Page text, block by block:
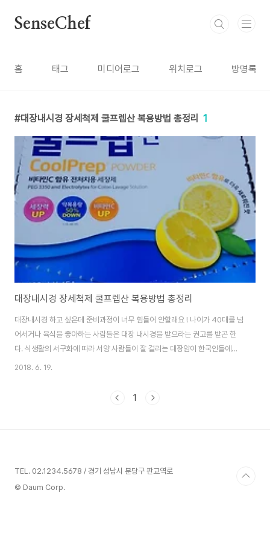
SenseChef
홈 태그 미디어로그 위치로그 방명록
대장내시경 장세척제 쿨프렙산 복용방법 총정리 1
대장내시경 장세척제 쿨프렙산 복용방법 총정리
대장내시경 하고 싶은데 준비과정이 너무 힘들어 안할래요 ! 나이가 40대를 넘
어서거나 육식을 좋아하는 사람들은 대장 내시경을 받으라는 권고를 받곤 한
다. 식생활의 서구화에 따라 서양 사람들이 잘 걸리는 대장암이 한국인들에게
도 많이 발병하고 있다. 신문 기사에도, 지상파 방송사의 건강 프로그램에도 단
용종을 조기 진단받고 가슴을 쓸어내리는 것도 본다. 대장 내시경의 필요성을
2018. 6. 19.
1
TEL. 02.1234.5678 / 경기 성남시 분당구 판교역로
© Daum Corp.